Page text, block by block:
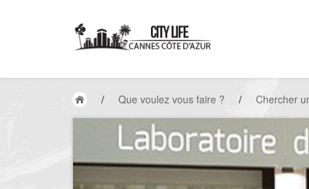
/ Que voulez vous faire ? / Chercher